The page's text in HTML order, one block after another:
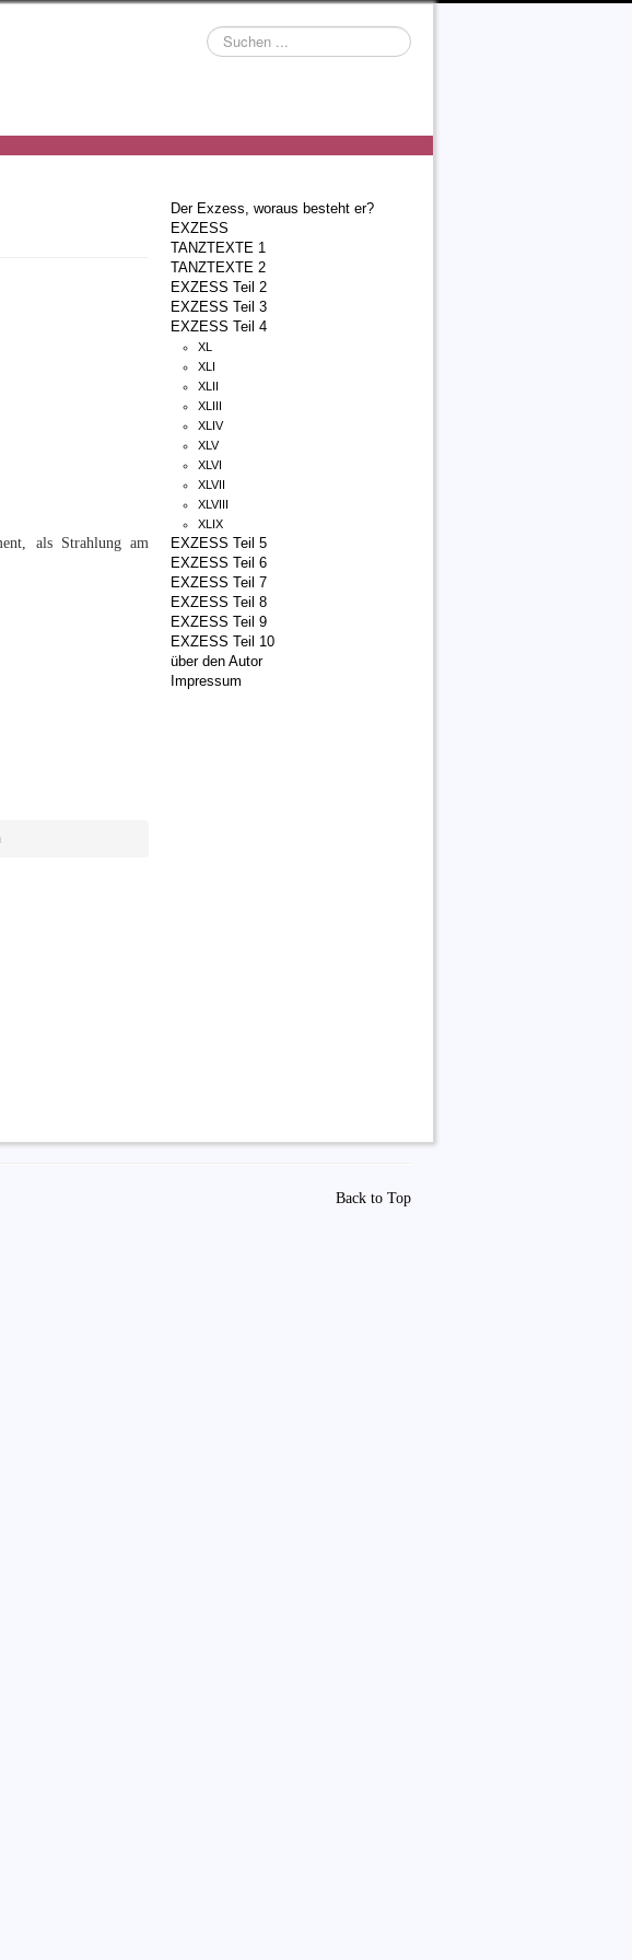
Suchen
...
als Strahlung am
Der Exzess, woraus besteht er?
EXZESS
TANZTEXTE 1
TANZTEXTE 2
EXZESS Teil 2
EXZESS Teil 3
EXZESS Teil 4
XL
XLI
XLII
XLIII
XLIV
XLV
XLVI
XLVII
XLVIII
XLIX
EXZESS Teil 5
EXZESS Teil 6
EXZESS Teil 7
EXZESS Teil 8
EXZESS Teil 9
EXZESS Teil 10
über den Autor
Impressum
Back to Top